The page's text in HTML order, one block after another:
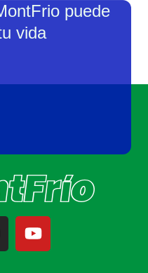
puede
vida